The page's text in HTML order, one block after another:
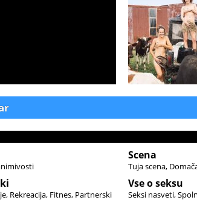
Rekreacija Fitnes Partnerski
Scena
Tuja scena
Vse o seksu
Seksi nasveti